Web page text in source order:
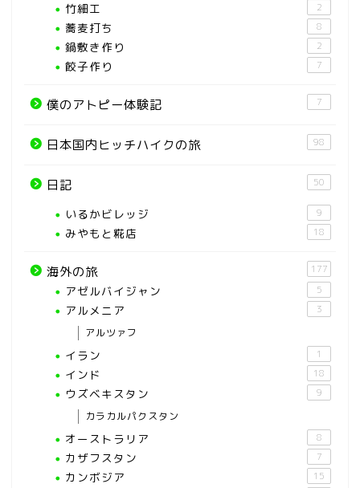
竹細工 2
蕎麦打ち 8
鍋敷き作り 2
餃子作り 7
僕のアトピー体験記 7
日本国内ヒッチハイクの旅 98
日記 50
いるかビレッジ 9
みやもと糀店 18
海外の旅 177
アゼルバイジャン 5
アルメニア 3
アルツァフ
イラン 1
インド 18
ウズベキスタン 9
カラカルパクスタン
オーストラリア 8
カザフスタン 7
カンボジア 15